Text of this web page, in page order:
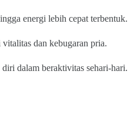
energi lebih cepat terbentuk.
dan kebugaran pria.
dalam beraktivitas sehari-hari.